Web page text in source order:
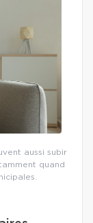
aussi subir
quand